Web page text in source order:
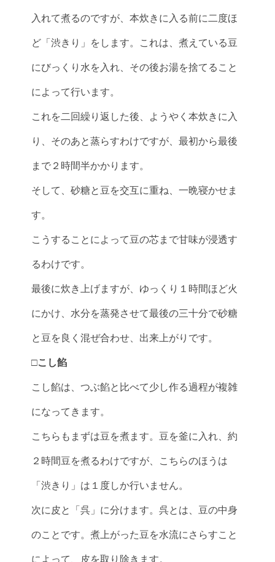
入れて煮るのですが、本炊きに入る前に二度ほ
ど「渋きり」をします。これは、煮えている豆
にびっくり水を入れ、その後お湯を捨てること
によって行います。
これを二回繰り返した後、ようやく本炊きに入
り、そのあと蒸らすわけですが、最初から最後
まで２時間半かかります。
そして、砂糖と豆を交互に重ね、一晩寝かせま
す。
こうすることによって豆の芯まで甘味が浸透す
るわけです。
最後に炊き上げますが、ゆっくり１時間ほど火
にかけ、水分を蒸発させて最後の三十分で砂糖
と豆を良く混ぜ合わせ、出来上がりです。
□こし餡
こし餡は、つぶ餡と比べて少し作る過程が複雑
になってきます。
こちらもまずは豆を煮ます。豆を釜に入れ、約
２時間豆を煮るわけですが、こちらのほうは
「渋きり」は１度しか行いません。
次に皮と「呉」に分けます。呉とは、豆の中身
のことです。煮上がった豆を水流にさらすこと
によって、皮を取り除きます。